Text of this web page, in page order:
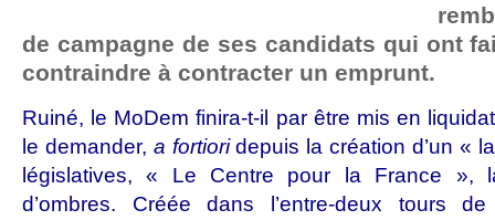
de campagne de ses candidats qui ont
contraindre à contracter un emprunt.
Ruiné, le MoDem finira-t-il par être mis en
le demander, a fortioridepuis la création d’un «
législatives, « Le Centre pour la France »,
d’ombres. Créée dans l’entre-deux tours